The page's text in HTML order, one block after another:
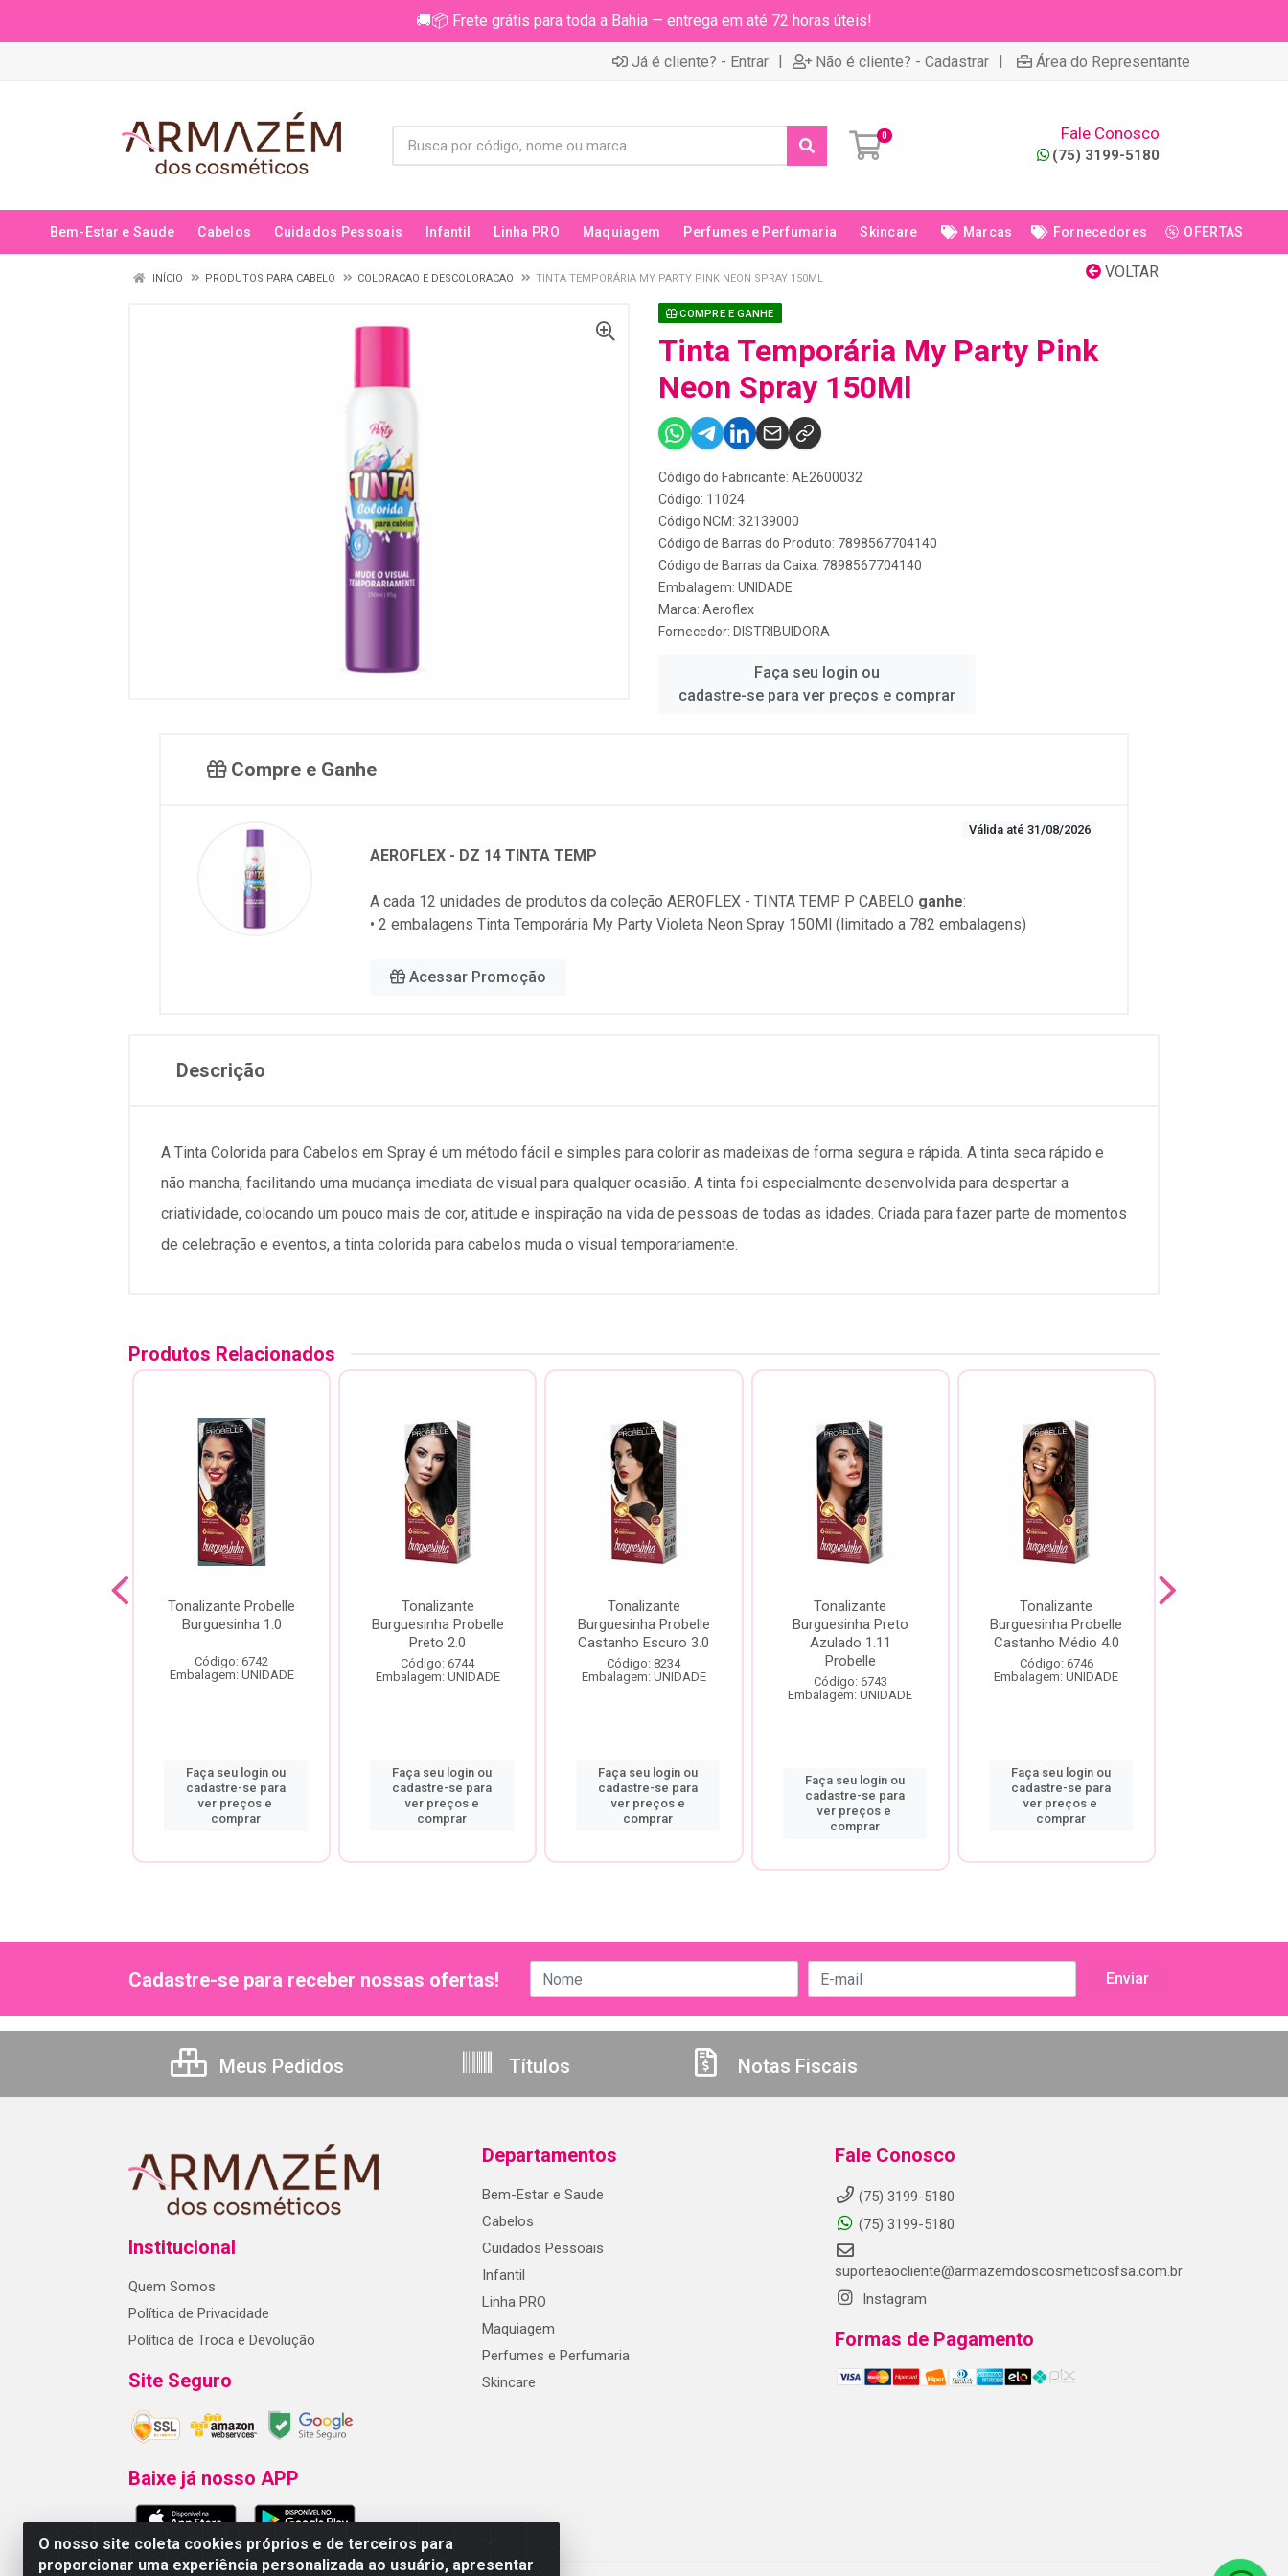
🚚📦 Frete grátis para toda a Bahia — entrega em até 72 horas úteis!
Já é cliente? - Entrar | Não é cliente? - Cadastrar | Área do Representante
0 Fale Conosco
(75) 3199-5180
Bem-Estar e Saude Cabelos Cuidados Pessoais Infantil Linha PRO Maquiagem Perfumes e Perfumaria Skincare Marcas Fornecedores OFERTAS
VOLTAR
INÍCIO PRODUTOS PARA CABELO COLORACAO E DESCOLORACAO TINTA TEMPORÁRIA MY PARTY PINK NEON SPRAY 150ML
COMPRE E GANHE
Tinta Temporária My Party Pink
Neon Spray 150Ml
Código do Fabricante: AE2600032
Código: 11024
Código NCM: 32139000
Código de Barras do Produto: 7898567704140
Código de Barras da Caixa: 7898567704140
Embalagem: UNIDADE
Marca: Aeroflex
Fornecedor: DISTRIBUIDORA
Faça seu login ou
cadastre-se para ver preços e comprar
Compre e Ganhe
Válida até 31/08/2026
AEROFLEX - DZ 14 TINTA TEMP
A cada 12 unidades de produtos da coleçãoAEROFLEX - TINTA TEMP P CABELO ganhe:
• 2 embalagens Tinta Temporária My Party Violeta Neon Spray 150Ml (limitado a 782 embalagens)
Acessar Promoção
Descrição
A Tinta Colorida para Cabelos em Spray é um método fácil e simples para colorir as madeixas de forma segura e rápida. A tinta seca rápido e
não mancha, facilitando uma mudança imediata de visual para qualquer ocasião. A tinta foi especialmente desenvolvida para despertar a
criatividade, colocando um pouco mais de cor, atitude e inspiração na vida de pessoas de todas as idades. Criada para fazer parte de momentos
de celebração e eventos, a tinta colorida para cabelos muda o visual temporariamente.
Produtos Relacionados
Tonalizante Probelle
Burguesinha 1.0
Código: 6742
Embalagem: UNIDADE
Faça seu login ou
cadastre-se para
ver preços e
comprar
Tonalizante
Burguesinha Probelle
Preto 2.0
Código: 6744
Embalagem: UNIDADE
Faça seu login ou
cadastre-se para
ver preços e
comprar
Tonalizante
Burguesinha Probelle
Castanho Escuro 3.0
Código: 8234
Embalagem: UNIDADE
Faça seu login ou
cadastre-se para
ver preços e
comprar
Tonalizante
Burguesinha Preto
Azulado 1.11
Probelle
Código: 6743
Embalagem: UNIDADE
Faça seu login ou
cadastre-se para
ver preços e
comprar
Tonalizante
Burguesinha Probelle
Castanho Médio 4.0
Código: 6746
Embalagem: UNIDADE
Faça seu login ou
cadastre-se para
ver preços e
comprar
O nosso site coleta cookies próprios e de terceiros para
proporcionar uma experiência personalizada ao usuário, apresentar
Cadastre-se para receber nossas ofertas!
Meus Pedidos Títulos Notas Fiscais
Institucional
Quem Somos
Política de Privacidade
Política de Troca e Devolução
Site Seguro
Baixe já nosso APP
Departamentos
Bem-Estar e Saude
Cabelos
Cuidados Pessoais
Infantil
Linha PRO
Maquiagem
Perfumes e Perfumaria
Skincare
Fale Conosco
(75) 3199-5180
(75) 3199-5180
suporteaocliente@armazemdoscosmeticosfsa.com.br
Instagram
Formas de Pagamento